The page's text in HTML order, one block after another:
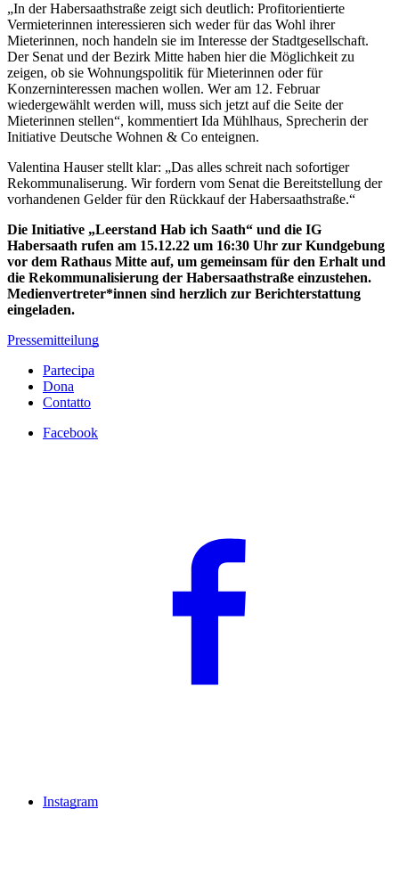
„In der Habersaathstraße zeigt sich deutlich: Profitorientierte
Vermieterinnen interessieren sich weder für das Wohl ihrer
Mieterinnen, noch handeln sie im Interesse der Stadtgesellschaft.
Der Senat und der Bezirk Mitte haben hier die Möglichkeit zu
zeigen, ob sie Wohnungspolitik für Mieterinnen oder für
Konzerninteressen machen wollen. Wer am 12. Februar
wiedergewählt werden will, muss sich jetzt auf die Seite der
Mieterinnen stellen“, kommentiert Ida Mühlhaus, Sprecherin der
Initiative Deutsche Wohnen & Co enteignen.
Valentina Hauser stellt klar: „Das alles schreit nach sofortiger
Rekommunaliserung. Wir fordern vom Senat die Bereitstellung der
vorhandenen Gelder für den Rückkauf der Habersaathstraße.“
Die Initiative „Leerstand Hab ich Saath“ und die IG
Habersaath rufen am 15.12.22 um 16:30 Uhr zur Kundgebung
vor dem Rathaus Mitte auf, um gemeinsam für den Erhalt und
die Rekommunalisierung der Habersaathstraße einzustehen.
Medienvertreter*innen sind herzlich zur Berichterstattung
eingeladen.
Pressemitteilung
Partecipa
Dona
Contatto
Facebook
Instagram